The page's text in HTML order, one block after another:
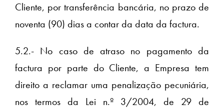
Cliente, por transferência bancária, no prazo de
noventa (90) dias a contar da data da factura.
5.2.- No caso de atraso no pagamento da
factura por parte do Cliente, a Empresa tem
direito a reclamar uma penalização pecuniária,
nos termos da Lei n.º 3/2004, de 29 de